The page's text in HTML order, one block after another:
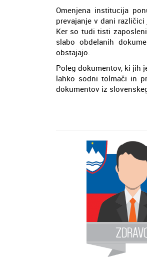
Omenjena institucija
prevajanje v dani
Ker so tudi tisti
slabo obdelanih
obstajajo.
Poleg dokumentov, ki jih
lahko sodni tolmači in
dokumentov iz